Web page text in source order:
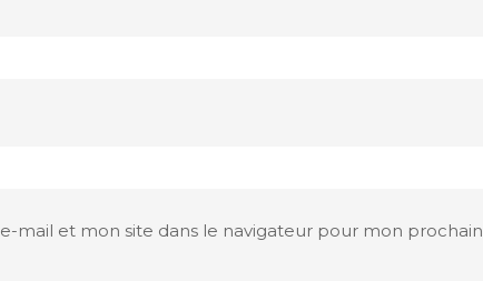
mail et mon site dans le navigateur pour mon prochain